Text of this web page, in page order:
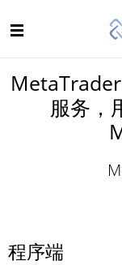
服务，
程序端